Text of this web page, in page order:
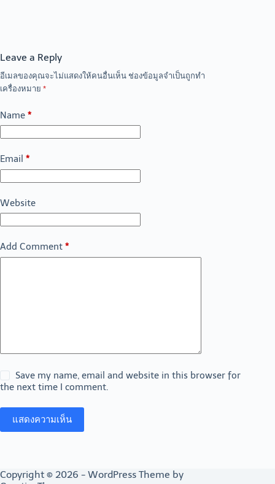
Leave a Reply
อีเมลของคุณจะไม่แสดงให้คนอื่นเห็น ช่องข้อมูลจำเป็นถูกทำ
เครื่องหมาย *
Name *
Email *
Website
Add Comment *
Save my name, email and website in this browser for
the next time I comment.
แสดงความเห็น
Copyright © 2026 - WordPress Theme by